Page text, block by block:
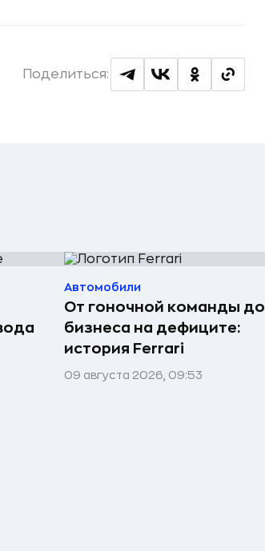
Поделиться:
Автомобили
От гоночной команды до
бизнеса на дефиците:
история Ferrari
09 августа 2026, 09:53